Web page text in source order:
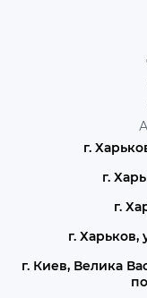
г.
г.
г.
г.
г. Киев, Велика